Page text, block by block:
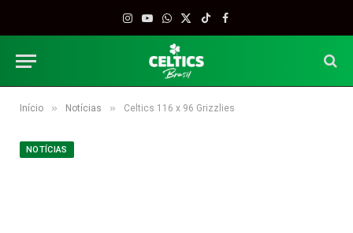
Instagram
YouTube
WhatsApp
X
TikTokFacebook
Início » Notícias » Celtics 116 x 96 Grizzlies
NOTÍCIAS